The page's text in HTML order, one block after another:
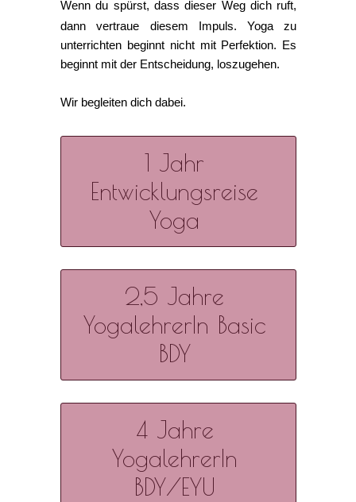
Wenn du spürst, dass dieser Weg dich ruft,
dann vertraue diesem Impuls. Yoga zu
unterrichten beginnt nicht mit Perfektion. Es
beginnt mit der Entscheidung, loszugehen.
Wir begleiten dich dabei.
1 Jahr
Entwicklungsreise
Yoga
2,5 Jahre
YogalehrerIn Basic
BDY
4 Jahre
YogalehrerIn
BDY/EYU